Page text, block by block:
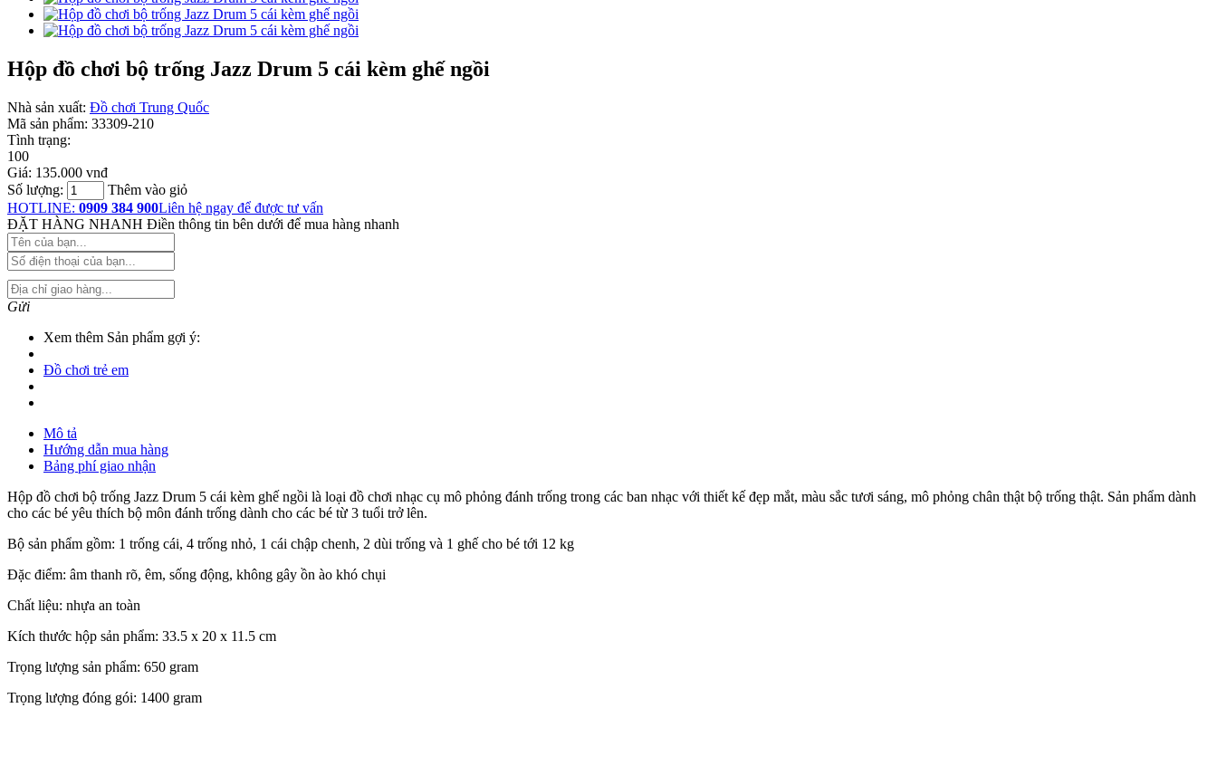
Hộp đồ chơi bộ trống Jazz Drum 5 cái kèm ghế ngồi
Nhà sản xuất: Đồ chơi Trung Quốc
Mã sản phẩm: 33309-210
Tình trạng:
100
Giá: 135.000 vnđ
Số lượng:
Thêm vào giỏ
HOTLINE: 0909 384 900Liên hệ ngay để được tư vấn
ĐẶT HÀNG NHANH Điền thông tin bên dưới để mua hàng nhanh
Gửi
Xem thêm Sản phẩm gợi ý:
Đồ chơi trẻ em
Mô tả
Hướng dẫn mua hàng
Bảng phí giao nhận
Hộp đồ chơi bộ trống Jazz Drum 5 cái kèm ghế ngồi là loại đồ chơi nhạc cụ mô phỏng đánh trống trong các ban nhạc với thiết kế đẹp mắt, màu sắc tươi sáng, mô phỏng chân thật bộ trống thật. Sản phẩm dành
cho các bé yêu thích bộ môn đánh trống dành cho các bé từ 3 tuổi trở lên.
Bộ sản phẩm gồm: 1 trống cái, 4 trống nhỏ, 1 cái chập chenh, 2 dùi trống và 1 ghế cho bé tới 12 kg
Đặc điểm: âm thanh rõ, êm, sống động, không gây ồn ào khó chụi
Chất liệu: nhựa an toàn
Kích thước hộp sản phẩm: 33.5 x 20 x 11.5 cm
Trọng lượng sản phẩm: 650 gram
Trọng lượng đóng gói: 1400 gram